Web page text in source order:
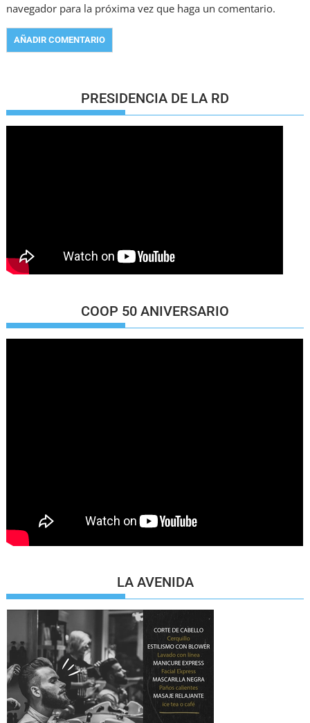
navegador para la próxima vez que haga un comentario.
PRESIDENCIA DE LA RD
COOP 50 ANIVERSARIO
LA AVENIDA